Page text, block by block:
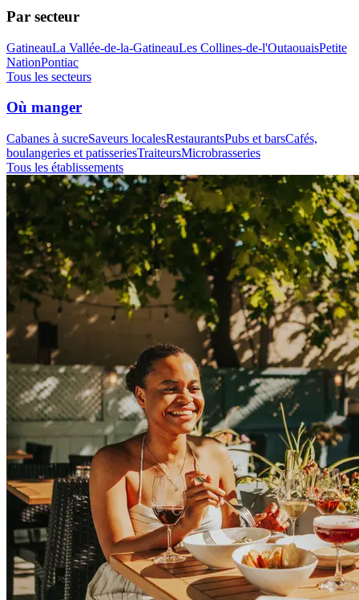
Par secteur
GatineauLa Vallée-de-la-GatineauLes Collines-de-l'OutaouaisPetite
NationPontiac
Tous les secteurs
Où manger
Cabanes à sucreSaveurs localesRestaurantsPubs et barsCafés,
boulangeries et patisseriesTraiteursMicrobrasseries
Tous les établissements